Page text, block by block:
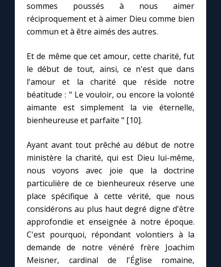
sommes poussés à nous aimer
réciproquement et à aimer Dieu comme bien
commun et à être aimés des autres.
Et de même que cet amour, cette charité, fut
le début de tout, ainsi, ce n'est que dans
l'amour et la charité que réside notre
béatitude : " Le vouloir, ou encore la volonté
aimante est simplement la vie éternelle,
bienheureuse et parfaite " [10].
Ayant avant tout prêché au début de notre
ministère la charité, qui est Dieu lui-même,
nous voyons avec joie que la doctrine
particulière de ce bienheureux réserve une
place spécifique à cette vérité, que nous
considérons au plus haut degré digne d'être
approfondie et enseignée à notre époque.
C'est pourquoi, répondant volontiers à la
demande de notre vénéré frère Joachim
Meisner, cardinal de l'Église romaine,